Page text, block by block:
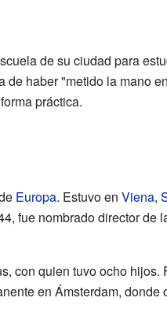
de su ciudad para
de haber "metido la mano
práctica.
Europa. Estuvo en Viena,
fue nombrado director de
con quien tuvo ocho hijos.
en Ámsterdam, donde